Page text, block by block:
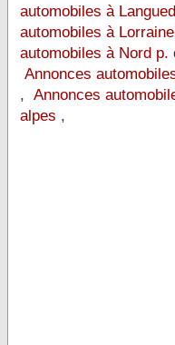
automobiles à
automobiles à Lorraine
automobiles à Nord p.
Annonces
, Annonces
alpes ,